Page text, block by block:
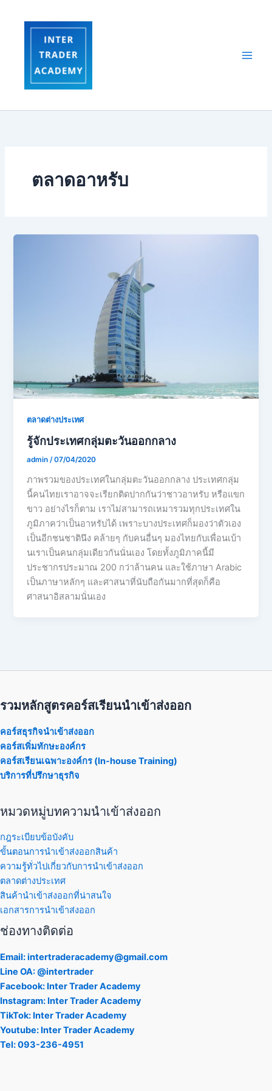
ตลาดอาหรับ
ตลาดต่างประเทศ
รู้จักประเทศกลุ่มตะวันออกกลาง
admin/07/04/2020
ภาพรวมของประเทศในกลุ่มตะวันออกกลาง ประเทศกลุ่ม
นี้คนไทยเราอาจจะเรียกติดปากกันว่าชาวอาหรับ หรือแขก
ขาว อย่างไรก็ตาม เราไม่สามารถเหมารวมทุกประเทศใน
ภูมิภาคว่าเป็นอาหรับได้ เพราะบางประเทศก็มองว่าตัวเอง
เป็นอีกชนชาตินึง คล้ายๆ กับคนอื่นๆ มองไทยกับเพื่อนเบ้า
นเราเป็นคนกลุ่มเดียวกันนั่นเอง โดยทั้งภูมิภาคนี้มี
ประชากรประมาณ 200 กว่าล้านคน และใช้ภาษา Arabic
เป็นภาษาหลักๆ และศาสนาที่นับถือกันมากที่สุดก็คือ
ศาสนาอิสลามนั่นเอง
รวมหลักสูตรคอร์สเรียนนำเข้าส่งออก
คอร์สธุรกิจนำเข้าส่งออก
คอร์สเพิ่มทักษะองค์กร
คอร์สเรียนเฉพาะองค์กร (In-house Training)
บริการที่ปรึกษาธุรกิจ
หมวดหมู่บทความนำเข้าส่งออก
กฎระเบียบข้อบังคับ
ขั้นตอนการนำเข้าส่งออกสินค้า
ความรู้ทั่วไปเกี่ยวกับการนำเข้าส่งออก
ตลาดต่างประเทศ
สินค้านำเข้าส่งออกที่น่าสนใจ
เอกสารการนำเข้าส่งออก
ช่องทางติดต่อ
Email: intertraderacademy@gmail.com
Line OA: @intertrader
Facebook: Inter Trader Academy
Instagram: Inter Trader Academy
TikTok: Inter Trader Academy
Youtube: Inter Trader Academy
Tel: 093-236-4951